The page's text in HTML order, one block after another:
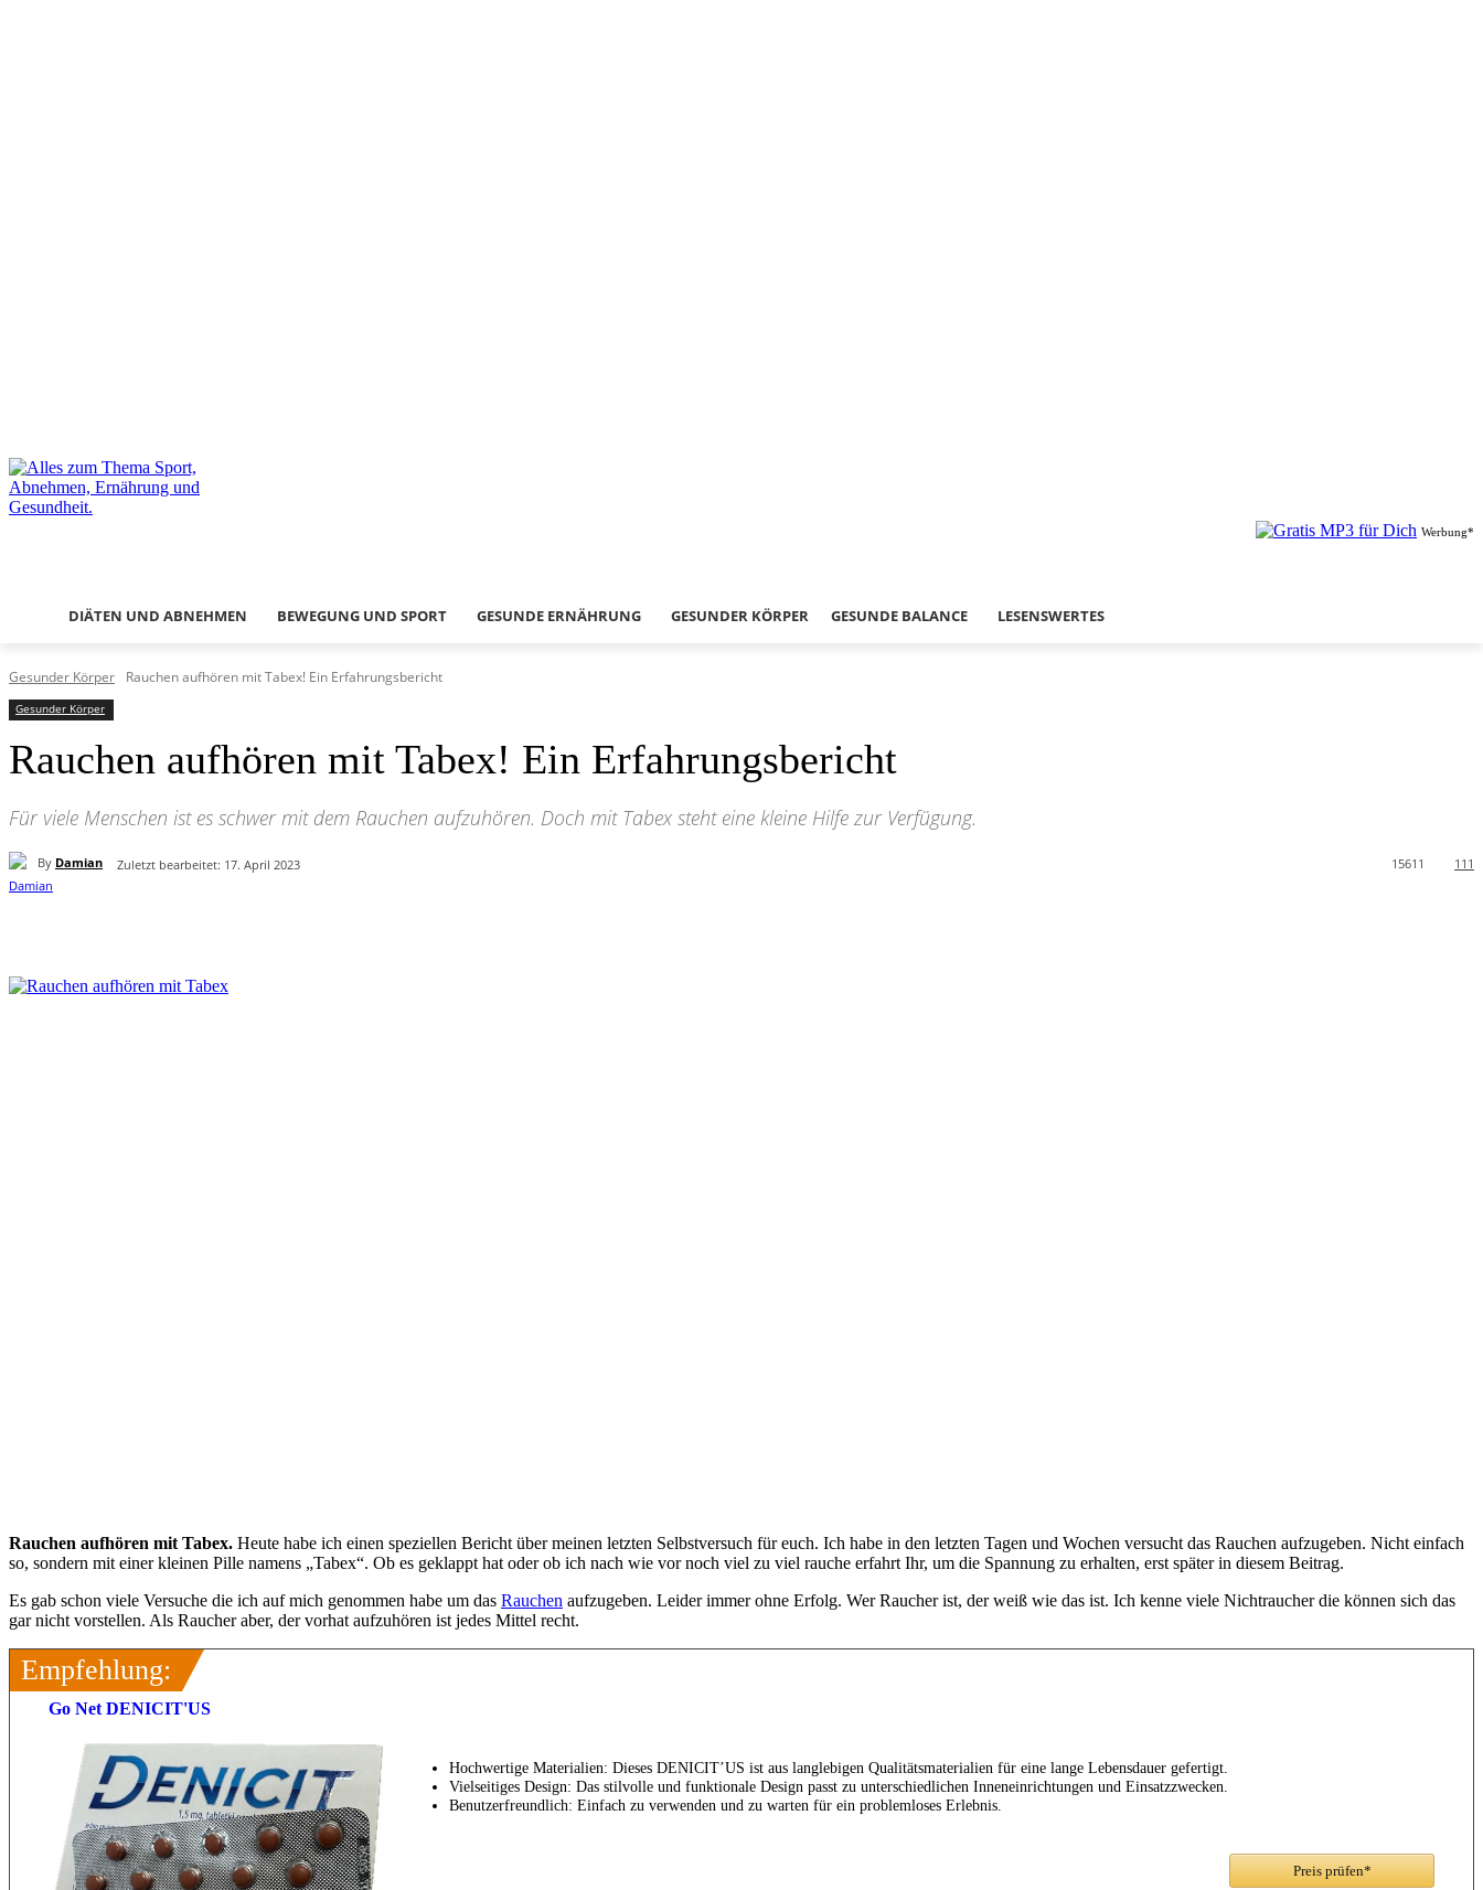
Werbung*
DIÄTEN UND ABNEHMEN BEWEGUNG UND SPORT GESUNDE ERNÄHRUNG GESUNDER KÖRPER GESUNDE BALANCE LESENSWERTES
Gesunder Körper Rauchen aufhören mit Tabex! Ein Erfahrungsbericht
Gesunder Körper
Rauchen aufhören mit Tabex! Ein Erfahrungsbericht
Für viele Menschen ist es schwer mit dem Rauchen aufzuhören. Doch mit Tabex steht eine kleine Hilfe zur Verfügung.
By Damian Zuletzt bearbeitet: 17. April 2023 111
15611
Rauchen aufhören mit Tabex. Heute habe ich einen speziellen Bericht über meinen letzten Selbstversuch für euch. Ich habe in den letzten Tagen und Wochen versucht das Rauchen aufzugeben. Nicht einfach
so, sondern mit einer kleinen Pille namens „Tabex“. Ob es geklappt hat oder ob ich nach wie vor noch viel zu viel rauche erfahrt Ihr, um die Spannung zu erhalten, erst später in diesem Beitrag.
Es gab schon viele Versuche die ich auf mich genommen habe um das Rauchen aufzugeben. Leider immer ohne Erfolg. Wer Raucher ist, der weiß wie das ist. Ich kenne viele Nichtraucher die können sich das
gar nicht vorstellen. Als Raucher aber, der vorhat aufzuhören ist jedes Mittel recht.
Empfehlung:
Go Net DENICIT'US
Hochwertige Materialien: Dieses DENICIT’US ist aus langlebigen Qualitätsmaterialien für eine lange Lebensdauer gefertigt.
Vielseitiges Design: Das stilvolle und funktionale Design passt zu unterschiedlichen Inneneinrichtungen und Einsatzzwecken.
Benutzerfreundlich: Einfach zu verwenden und zu warten für ein problemloses Erlebnis.
Preis prüfen*